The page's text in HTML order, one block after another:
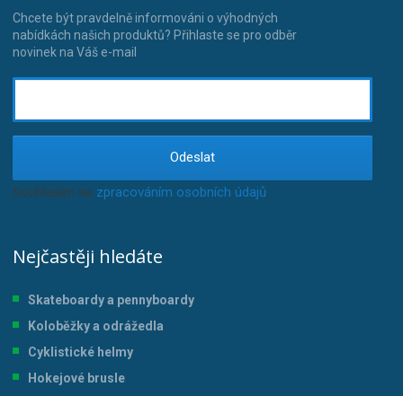
Chcete být pravdelně informováni o výhodných
nabídkách našich produktů? Přihlaste se pro odběr
novinek na Váš e-mail
Odeslat
Souhlasím se zpracováním osobních údajů.
Nejčastěji hledáte
Skateboardy a pennyboardy
Koloběžky a odrážedla
Cyklistické helmy
Hokejové brusle